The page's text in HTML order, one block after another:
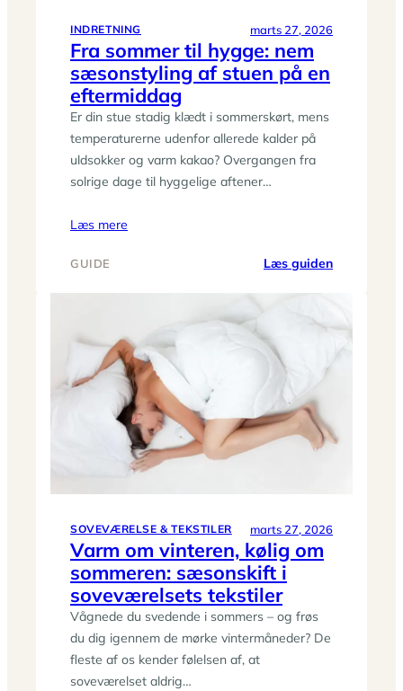
INDRETNING marts 27, 2026
Fra sommer til hygge: nem
sæsonstyling af stuen på en
eftermiddag
Er din stue stadig klædt i sommerskørt, mens
temperaturerne udenfor allerede kalder på
uldsokker og varm kakao? Overgangen fra
solrige dage til hyggelige aftener…
Læs mere
GUIDE Læs guiden:
hygge:
nem
på
SOVEVÆRELSE & TEKSTILER marts 27, 2026
Varm om vinteren, kølig om
sommeren: sæsonskift i
soveværelsets tekstiler
Vågnede du svedende i sommers – og frøs
du dig igennem de mørke vintermåneder? De
fleste af os kender følelsen af, at
soveværelset aldrig…